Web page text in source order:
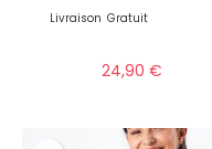
Livraison Gratuit
24,90 €